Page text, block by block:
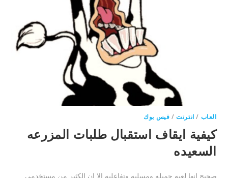
العاب / انترنت/ فيس بوك
كيفية ايقاف استقبال طلبات المزرعه
السعيده
صحيح انها لعبه جميله ومسليه وتفاعليه الا ان الكثير من مستخدمي